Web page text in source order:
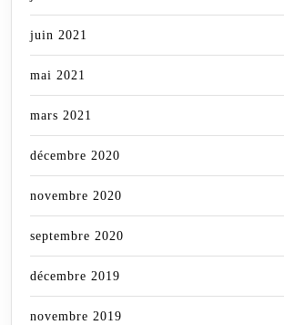
juin 2021
mai 2021
mars 2021
décembre 2020
novembre 2020
septembre 2020
décembre 2019
novembre 2019